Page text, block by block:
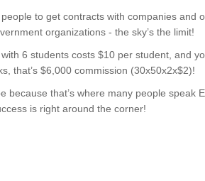
to get contracts with companies
organizations - the sky’s the limit!
6 students costs $10 per student, and
that’s $6,000 commission (30x50x2x$2)!
because that’s where many people
is right around the corner!